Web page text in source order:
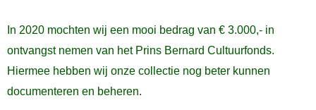
In 2020 mochten wij een mooi bedrag van € 3.000,- in
ontvangst nemen van het Prins Bernard Cultuurfonds.
Hiermee hebben wij onze collectie nog beter kunnen
documenteren en beheren.